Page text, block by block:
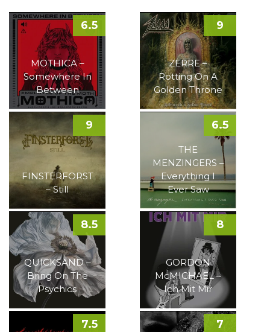
MOTHICA –
Somewhere In
Between
6.5
ZERRE –
Rotting On A
Golden Throne
9
FINSTERFORST
– Still
9
THE
MENZINGERS –
Everything I
Ever Saw
6.5
QUICKSAND –
Bring On The
Psychics
8.5
GORDON
McMICHAEL –
Ich Mit Mir
8
7.5 7